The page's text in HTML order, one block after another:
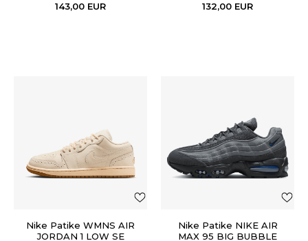
143,00 EUR 132,00 EUR
Nike Patike WMNS AIR
JORDAN 1 LOW SE
Nike Patike NIKE AIR
MAX 95 BIG BUBBLE